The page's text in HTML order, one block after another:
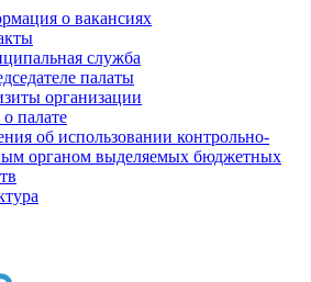
о вакансиях
служба
палаты
организации
палате
об использовании контрольно-
органом выделяемых бюджетных